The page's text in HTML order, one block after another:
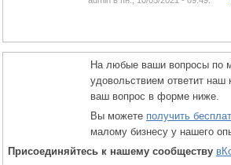
На любые ваши вопросы по
удовольствием ответит наш
ваш вопрос в форме ниже.
Вы можете получить
малому бизнесу у нашего
Присоединяйтесь к нашему сообществу